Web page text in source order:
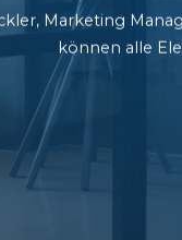
Marketing
können alle